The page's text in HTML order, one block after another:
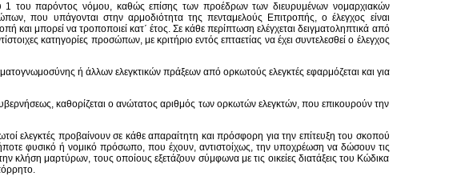
του παρόντος νόμου, καθώς επίσης των προέδρων των διευρυμένων νομαρχιακών
που υπάγονται στην αρμοδιότητα της πενταμελούς Επιτροπής, ο έλεγχος είναι
και μπορεί να τροποποιεί κατ΄ έτος. Σε κάθε περίπτωση ελέγχεται δειγματοληπτικά από
κατηγορίες προσώπων, με κριτήριο εντός επταετίας να έχει συντελεσθεί ο έλεγχος
ή άλλων ελεγκτικών πράξεων από ορκωτούς ελεγκτές εφαρμόζεται και για
καθορίζεται ο ανώτατος αριθμός των ορκωτών ελεγκτών, που επικουρούν την
ελεγκτές προβαίνουν σε κάθε απαραίτητη και πρόσφορη για την επίτευξη του σκοπού
φυσικό ή νομικό πρόσωπο, που έχουν, αντιστοίχως, την υποχρέωση να δώσουν τις
κλήση μαρτύρων, τους οποίους εξετάζουν σύμφωνα με τις οικείες διατάξεις του Κώδικα